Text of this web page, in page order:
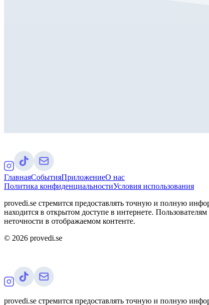
ГлавнаяСобытияПриложениеО нас
Политика конфиденциальностиУсловия использования
provedi.se стремится предоставлять точную и полную
находится в открытом доступе в интернете.
неточности в отображаемом контенте.
© 2026 provedi.se
provedi.se стремится предоставлять точную и полную